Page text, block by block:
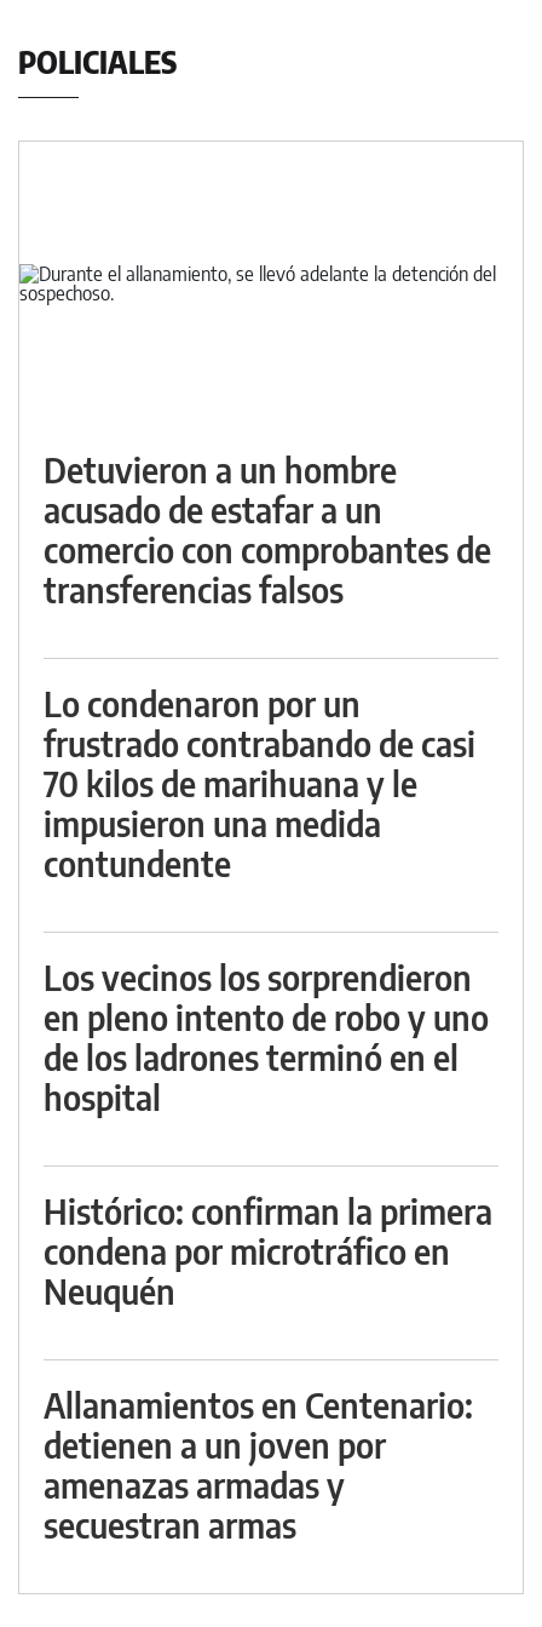
POLICIALES
Detuvieron a un hombre
acusado de estafar a un
comercio con comprobantes de
transferencias falsos
Lo condenaron por un
frustrado contrabando de casi
70 kilos de marihuana y le
impusieron una medida
contundente
Los vecinos los sorprendieron
en pleno intento de robo y uno
de los ladrones terminó en el
hospital
Histórico: confirman la primera
condena por microtráfico en
Neuquén
Allanamientos en Centenario:
detienen a un joven por
amenazas armadas y
secuestran armas